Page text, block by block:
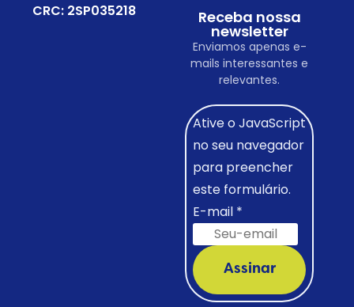
CRC: 2SP035218
Receba nossa
newsletter
Enviamos apenas e-
mails interessantes e
relevantes.
Ative o JavaScript
no seu navegador
para preencher
este formulário.
E-mail *
Assinar